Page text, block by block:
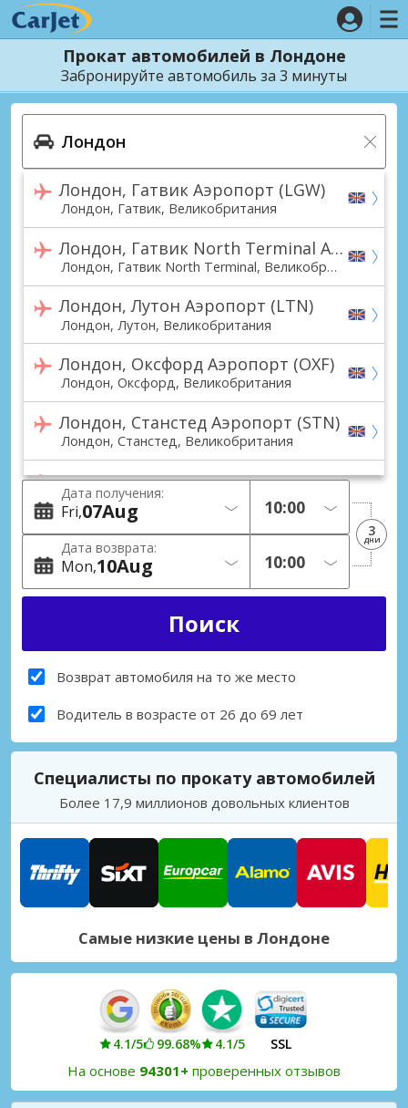
Прокат автомобилей в Лондоне
Забронируйте автомобиль за 3 минуты
Лондон, Гатвик Аэропорт (LGW)
Лондон, Гатвик, Великобритания
Лондон, Гатвик North Terminal Аэропорт (LGW)
Лондон, Гатвик North Terminal, Великобритания
Лондон, Лутон Аэропорт (LTN)
Лондон, Лутон, Великобритания
Лондон, Оксфорд Аэропорт (OXF)
Лондон, Оксфорд, Великобритания
Лондон, Станстед Аэропорт (STN)
Лондон, Станстед, Великобритания
Лондон, Хитроу Аэропорт (LHR)
Лондон, Хитроу, Великобритания
Лондон, Хитроу Terminal 4 Аэропорт (LHR)
Лондон, Хитроу Terminal 4, Великобритания
Лондон, Хитроу Terminal 5 Аэропорт (LHR)
Лондон-Сити Аэропорт (LCY)
Лондон-Сити, Великобритания
Лондон, Ватерлоо Железнодорожная станция
Лондон, Виктория Железнодорожная станция
Лондон, Виктория, Великобритания
Лондон, Кингс Кросс Железнодорожная станция
Лондон, Кингс Кросс, Великобритания
Лондон, Ливерпуль-стрит Станция Железнодорожная станция
Лондон, Ливерпуль-стрит Станция, Великобритания
Лондон, Мерилибон Железнодорожная станция
Лондон, Мерилибон, Великобритания
Лондон, Паддингтон Железнодорожная станция
Лондон, Паддингтон, Великобритания
Лондон, Сейнт Панкрас Железнодорожная станция
Лондон, Сейнт Панкрас, Великобритания
Дата получения:
Fri 07Aug
Дата возврата:
Mon 10Aug
3
дни
Возврат автомобиля на то же место
Водитель в возрасте от 26 до 69 лет
Специалисты по прокату автомобилей
Более 17,9 миллионов довольных клиентов
Самые низкие цены в Лондоне
4.1/5 99.68% 4.1/5 SSL
На основе 94301+ проверенных отзывов